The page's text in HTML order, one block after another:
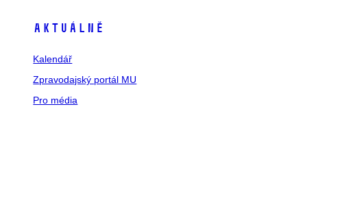
Aktuálně
Kalendář
Zpravodajský portál MU
Pro média